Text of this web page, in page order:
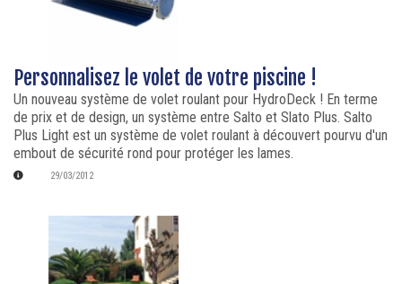
Personnalisez le volet de votre piscine !
Un nouveau système de volet roulant pour HydroDeck ! En terme
de prix et de design, un système entre Salto et Slato Plus. Salto
Plus Light est un système de volet roulant à découvert pourvu d'un
embout de sécurité rond pour protéger les lames.
29/03/2012